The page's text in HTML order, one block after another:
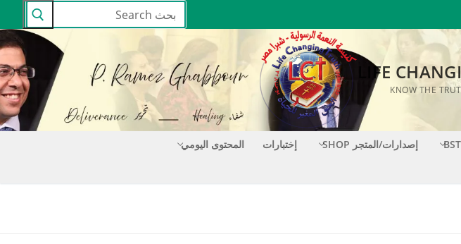
البحث
عن:
إصدارات/المتجر SHOP إختبارات
المحتوى اليومي